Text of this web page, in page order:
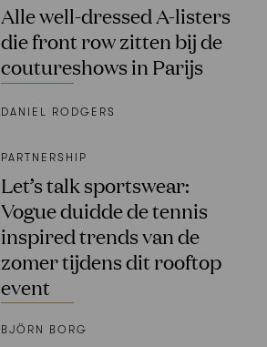
Alle well-dressed A-listers
die front row zitten bij de
coutureshows in Parijs
DANIEL RODGERS
PARTNERSHIP
Let’s talk sportswear:
Vogue duidde de tennis
inspired trends van de
zomer tijdens dit rooftop
event
BJÖRN BORG